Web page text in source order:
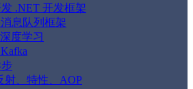
.NET 开发框架
息队列框架
度学习
射、特性、AOP